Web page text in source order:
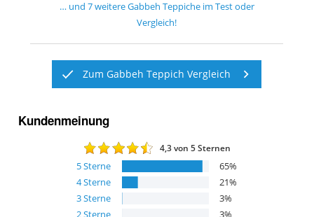
… und 7weitereGabbeh Teppicheim Test oder
Vergleich!
Zum Gabbeh Teppich Vergleich
Kundenmeinung
4,3von 5 Sternen
5Sterne 65%
4Sterne 21%
3Sterne 3%
2Sterne 3%